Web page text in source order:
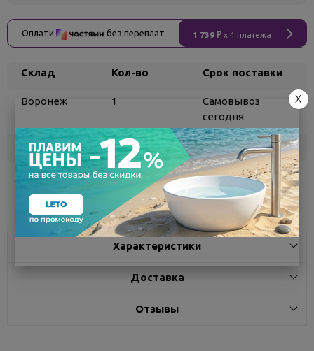
Оплати без переплат 1 739 ₽ x 4 платежа
Склад Кол-во Срок поставки
Воронеж 1
Самовывоз
сегодня
Белгород под заказ 3 - 7 дней
Поделиться
Характеристики
Доставка
Отзывы
X